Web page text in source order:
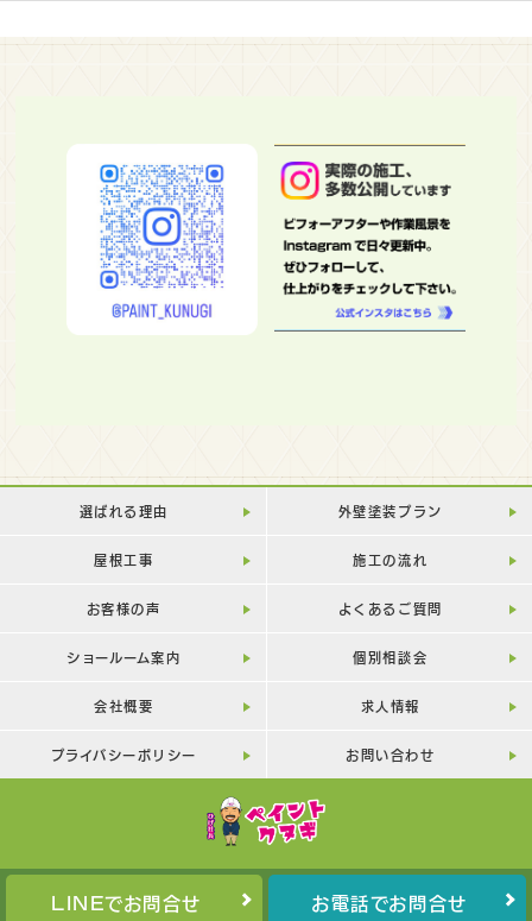
選ばれる理由 外壁塗装プラン
屋根工事 施工の流れ
お客様の声 よくあるご質問
ショールーム案内 個別相談会
会社概要 求人情報
プライバシーポリシー お問い合わせ
LINEでお問合せ お電話でお問合せ
Copyright©PAINT-KUNUGI All Rights Reserved.